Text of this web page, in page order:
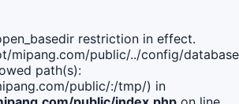
restriction in effect.
mipang.com/public/../config/
path(s):
public/:/tmp/) in